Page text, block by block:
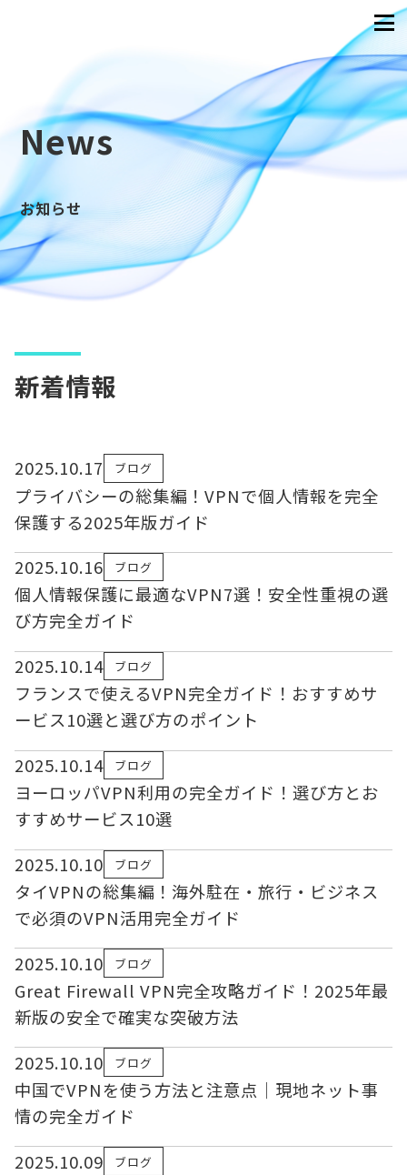
News
お知らせ
新着情報
2025.10.17 ブログ
プライバシーの総集編！VPNで個人情報を完全
保護する2025年版ガイド
2025.10.16
ブログ
個人情報保護に最適なVPN7選！安全性重視の選
び方完全ガイド
2025.10.14
ブログ
フランスで使えるVPN完全ガイド！おすすめサ
ービス10選と選び方のポイント
2025.10.14
ブログ
ヨーロッパVPN利用の完全ガイド！選び方とお
すすめサービス10選
2025.10.10
ブログ
タイVPNの総集編！海外駐在・旅行・ビジネス
で必須のVPN活用完全ガイド
2025.10.10
ブログ
Great Firewall VPN完全攻略ガイド！2025年最
新版の安全で確実な突破方法
2025.10.10
ブログ
中国でVPNを使う方法と注意点｜現地ネット事
情の完全ガイド
2025.10.09
ブログ